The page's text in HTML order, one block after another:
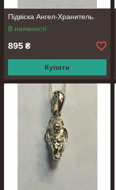
Підвіска Ангел-Хранитель.
В наявності
895 ₴
Купити